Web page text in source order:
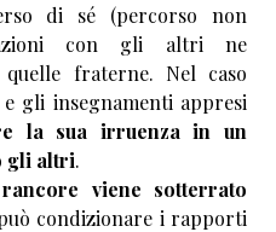
di sé (percorso non
con gli altri ne
quelle fraterne. Nel caso
gli insegnamenti appresi
la sua irruenza in un
gli altri.
viene sotterrato
condizionare i rapporti